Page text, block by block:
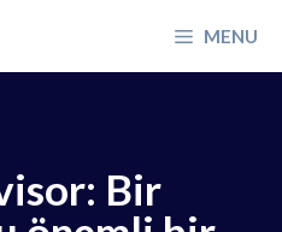
MENU
Bir